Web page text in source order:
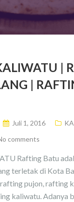
|
|
Juli 1, 2016
comments
Rafting Batu
terletak di Kota
pujon, rafting
kaliwatu. Adanya